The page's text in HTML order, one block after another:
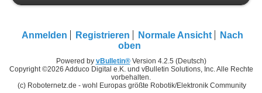
Anmelden Registrieren Normale Ansicht
Nach
oben
Powered by vBulletin®Version 4.2.5 (Deutsch)
Copyright ©2026 Adduco Digital e.K. und vBulletin Solutions, Inc. Alle Rechte
vorbehalten.
(c) Roboternetz.de - wohl Europas größte Robotik/Elektronik Community